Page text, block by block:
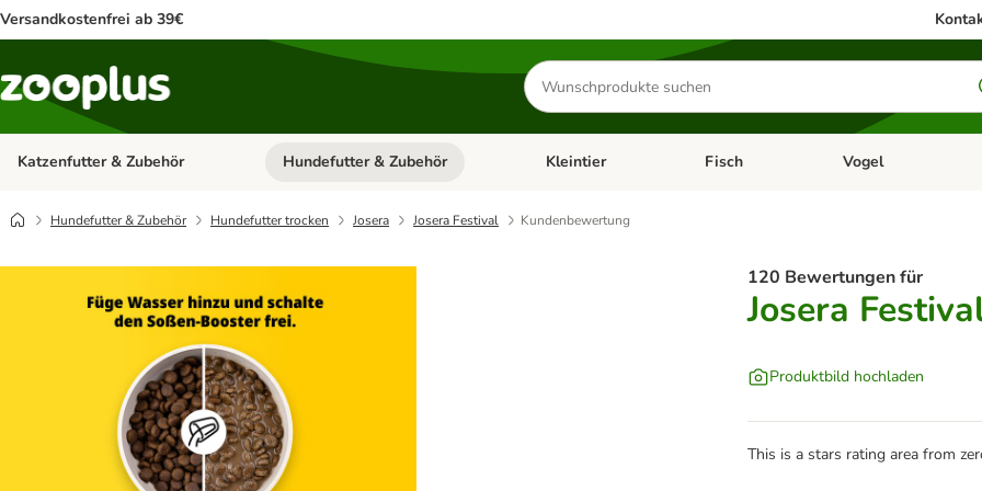
Versandkostenfrei ab 39€
Produkte
suchen
Katzenfutter & Zubehör Kategorie-Menü öffnen: Katzenfutter & Zubehör
Hundefutter & Zubehör Kategorie-Menü öffnen: Hundefutter & Zubehör
Kleintier Kategorie-Menü öffnen: Kleintier
Fisch Kategorie-Menü
Vogel
Hundefutter & Zubehör Hundefutter trocken Josera Josera Festival Kundenbewertung
120 Bewertungen für
Josera
Produktbild hochladen
This is a stars rating area from